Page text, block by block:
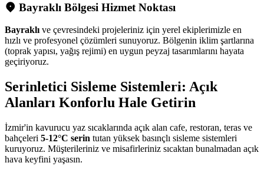
Bayraklı Bölgesi Hizmet Noktası
Bayraklı ve çevresindeki projeleriniz için yerel ekiplerimizle en
hızlı ve profesyonel çözümleri sunuyoruz. Bölgenin iklim şartlarına
(toprak yapısı, yağış rejimi) en uygun peyzaj tasarımlarını hayata
geçiriyoruz.
Serinletici Sisleme Sistemleri: Açık
Alanları Konforlu Hale Getirin
İzmir'in kavurucu yaz sıcaklarında açık alan cafe, restoran, teras ve
bahçeleri 5-12°C serin tutan yüksek basınçlı sisleme sistemleri
kuruyoruz. Müşterileriniz ve misafirleriniz sıcaktan bunalmadan açık
hava keyfini yaşasın.